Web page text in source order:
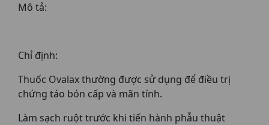
Mô tả:
Chỉ định:
Thuốc Ovalax thường được sử dụng để điều trị
chứng táo bón cấp và mãn tính.
Làm sạch ruột trước khi tiến hành phẫu thuật